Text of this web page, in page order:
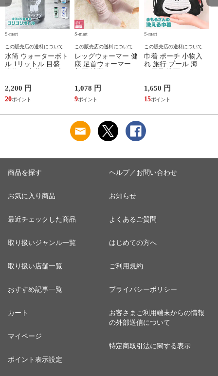
S-mart
この販売店の送料について
水筒 ウォーターボト
ル 1リットル 目盛り
マイボトル 動物 ア
ニマル ゴリラ ごリ
ラックス ゴリゴリボ
2,200 円
20
S-mart
この販売店の送料について
レッグウォーマー 健
康 足首ウォーマー
ふんわり 足湯のよう
なぽかぽかナイトウ
ォーマー inf-26
1,078 円
9
S-mart
この販売店の送料について
巾着 ポーチ 小物入
れ 旅行 プール 海 バ
サウナ ごリラックス
まもるさんの洗える
巾着 ブラック 黒
1,650 円
15
商品を探す
お気に入り商品
最近チェックした商品
取り扱いジャンル一覧
取り扱い店舗一覧
おすすめ記事一覧
カート
マイページ
ポイント表示設定
ヘルプ／お問い合わせ
お知らせ
よくあるご質問
はじめての方へ
ご利用規約
プライバシーポリシー
お客さまご利用端末からの情報
の外部送信について
特定商取引法に関する表示